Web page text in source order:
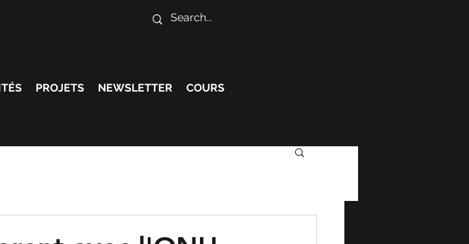
PROJETS NEWSLETTER COURS